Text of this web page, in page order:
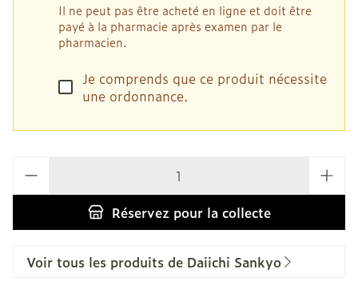
Il ne peut pas être acheté en ligne et doit être
payé à la pharmacie après examen par le
pharmacien.
Je comprends que ce produit nécessite
une ordonnance.
Réservezpour la collecte
Voir tous les produits de Daiichi Sankyo